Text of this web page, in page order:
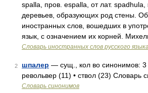
spalla, пров. espalla, от лат.
деревьев, образующих род стены.
иностранных слов, вошедших в
язык, с означением их корней.
Словарь иностранных слов русского
2 шпалер — сущ., кол во синонимов: 3
револьвер (11) • ствол (23) Словарь
Словарь синонимов